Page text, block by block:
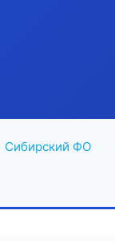
Сибирский ФО